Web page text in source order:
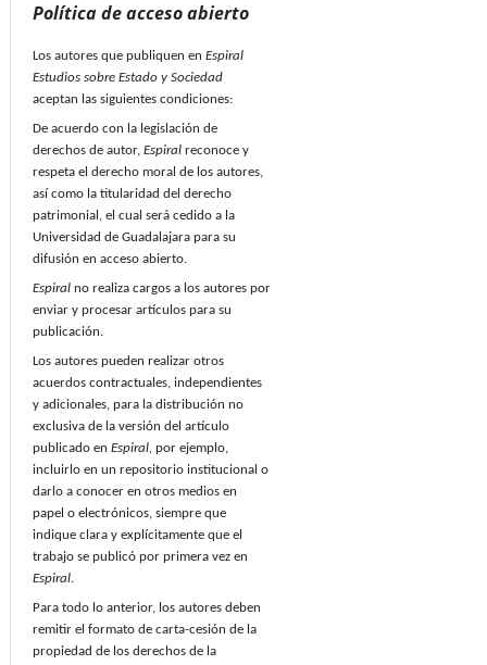
Política de acceso abierto
Los autores que publiquen en Espiral
Estudios sobre Estado y Sociedad
aceptan las siguientes condiciones:
De acuerdo con la legislación de
derechos de autor, Espiral reconoce y
respeta el derecho moral de los autores,
así como la titularidad del derecho
patrimonial, el cual será cedido a la
Universidad de Guadalajara para su
difusión en acceso abierto.
Espiral no realiza cargos a los autores por
enviar y procesar artículos para su
publicación.
Los autores pueden realizar otros
acuerdos contractuales, independientes
y adicionales, para la distribución no
exclusiva de la versión del artículo
publicado en Espiral, por ejemplo,
incluirlo en un repositorio institucional o
darlo a conocer en otros medios en
papel o electrónicos, siempre que
indique clara y explícitamente que el
trabajo se publicó por primera vez en
Espiral.
Para todo lo anterior, los autores deben
remitir el formato de carta-cesión de la
propiedad de los derechos de la